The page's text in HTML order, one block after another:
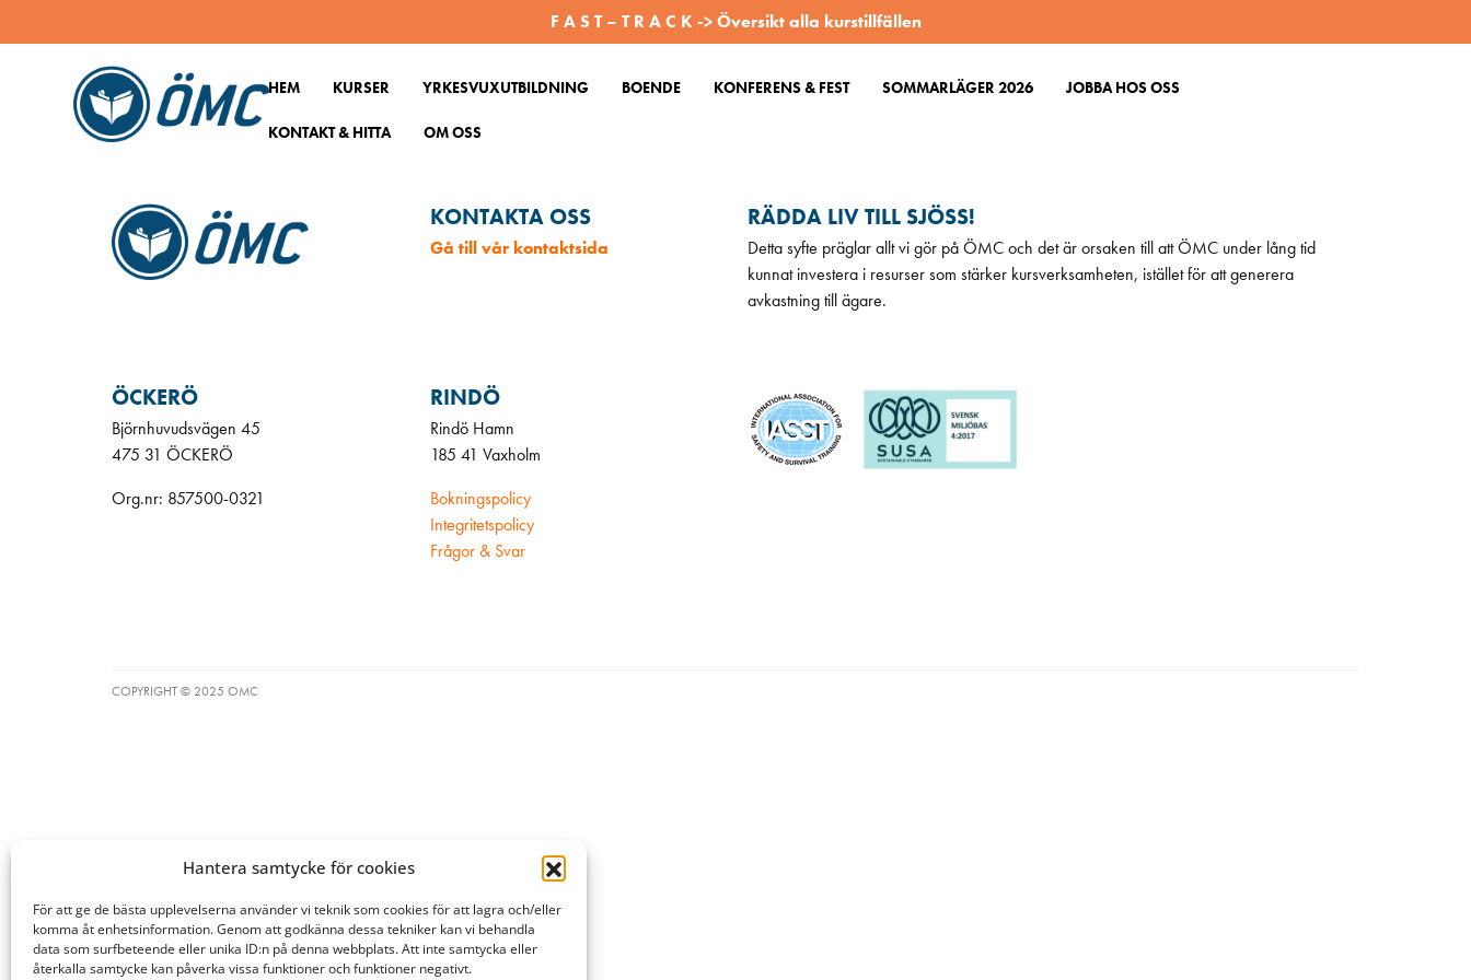
Hantera samtycke för cookies
För att ge de bästa upplevelserna använder vi teknik som cookies för att lagra och/eller
komma åt enhetsinformation. Genom att godkänna dessa tekniker kan vi behandla
data som surfbeteende eller unika ID:n på denna webbplats. Att inte samtycka eller
återkalla samtycke kan påverka vissa funktioner och funktioner negativt.
F A S T – T R A C K -> Översikt alla kurstillfällen
HEM KURSER YRKESVUXUTBILDNING BOENDE KONFERENS & FEST SOMMARLÄGER 2026 JOBBA HOS OSS
KONTAKT & HITTA OM OSS
2220749
KONTAKTA OSS
Gå till vår kontaktsida
RÄDDA LIV TILL SJÖSS!
Detta syfte präglar allt vi gör på ÖMC och det är orsaken till att ÖMC under lång tid
kunnat investera i resurser som stärker kursverksamheten, istället för att generera
avkastning till ägare.
ÖCKERÖ
Björnhuvudsvägen 45
475 31 ÖCKERÖ
Org.nr: 857500-0321
RINDÖ
Rindö Hamn
185 41 Vaxholm
Bokningspolicy
Integritetspolicy
Frågor & Svar
COPYRIGHT © 2025 OMC